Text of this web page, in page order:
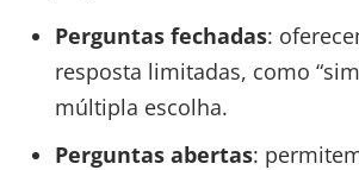
Perguntas fechadas:
resposta limitadas, como
múltipla escolha.
Perguntas abertas: